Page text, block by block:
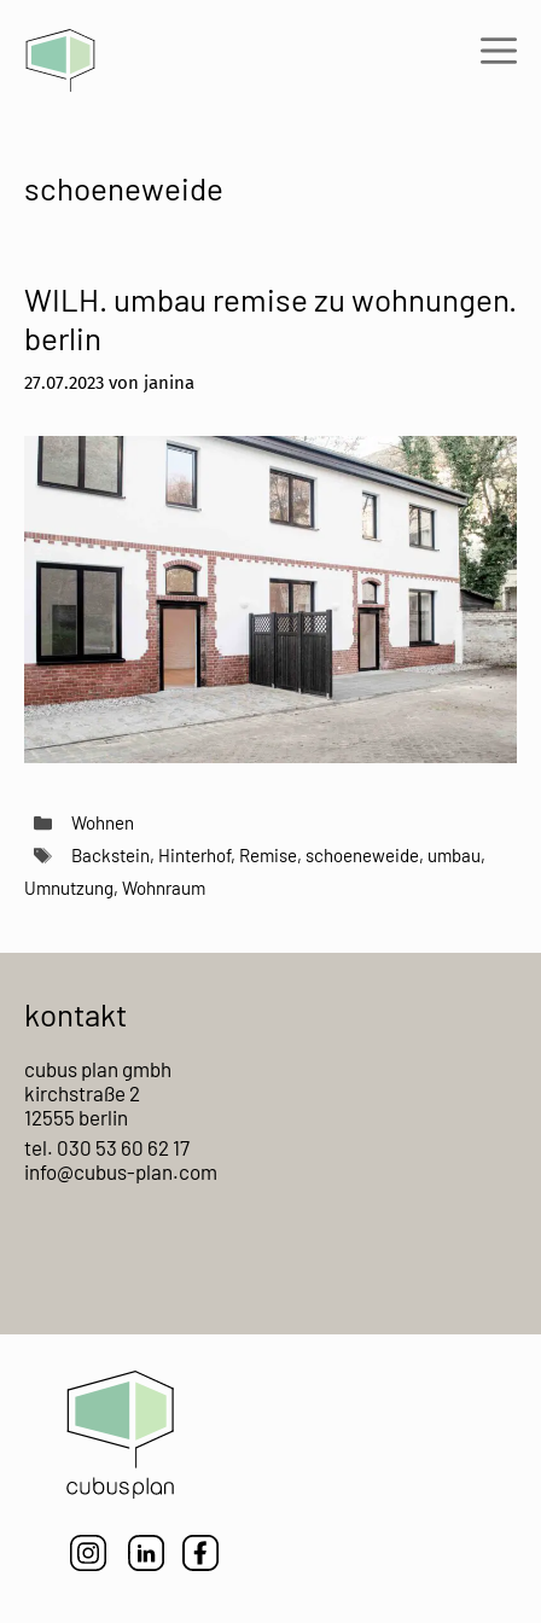
Inhalt
springen
schoeneweide
WILH. umbau remise zu wohnungen.
berlin
27.07.2023 von janina
Kategorien
Wohnen
Schlagwörter
Backstein, Hinterhof, Remise, schoeneweide, umbau,
Umnutzung, Wohnraum
kontakt
cubus plan gmbh
kirchstraße 2
12555 berlin
tel. 030 53 60 62 17
info@cubus-plan.com